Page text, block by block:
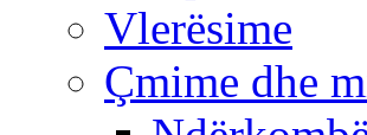
Vlerësime
Çmime dhe